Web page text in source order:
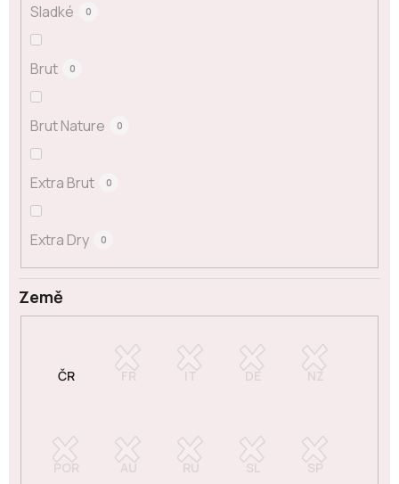
Země
Sladké 0
Brut 0
Brut Nature 0
Extra Brut 0
Extra Dry 0